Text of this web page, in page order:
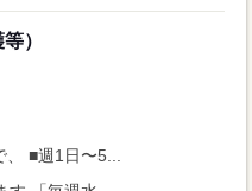
）
■週1日〜5...